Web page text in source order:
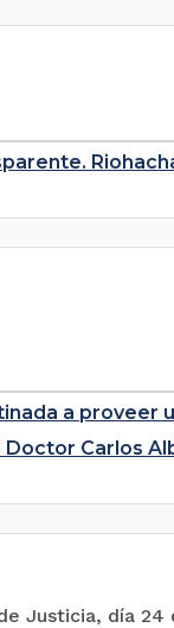
a proveer
Doctor Carlos
Justicia, día